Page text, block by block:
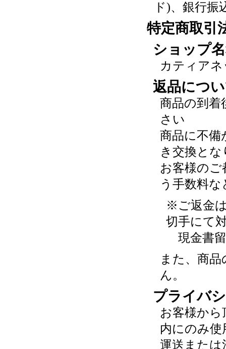
ド)、銀行振
特定商取引
ショップ
カティア
返品につ
商品の到着
さい
商品に不備
き交換と
お客様のご
う手数料
※ご返金
切手にて
現金書
また、商
ん。
プライバ
お客様か
内にのみ
運送または